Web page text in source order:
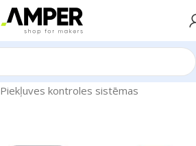
Piekļuves kontroles sistēmas